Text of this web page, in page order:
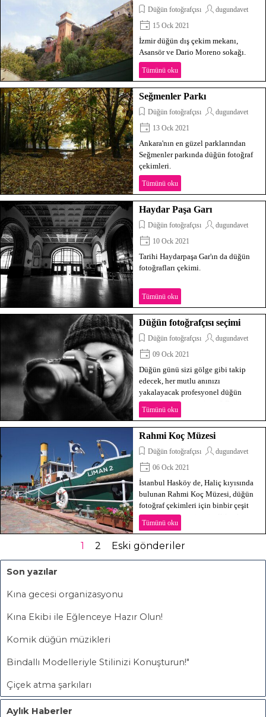
Düğün fotoğrafçısı
dugundavet
15 Ock 2021
İzmir düğün dış çekim mekanı,
Asansör ve Dario Moreno sokağı.
Tümünü oku
Seğmenler Parkı
Düğün fotoğrafçısı
dugundavet
13 Ock 2021
Ankara'nın en güzel parklarından
Seğmenler parkında düğün fotoğraf
çekimleri.
Tümünü oku
Haydar Paşa Garı
Düğün fotoğrafçısı
dugundavet
10 Ock 2021
Tarihi Haydarpaşa Gar'ın da düğün
fotoğrafları çekimi.
Tümünü oku
Düğün fotoğrafçısı seçimi
Düğün fotoğrafçısı
dugundavet
09 Ock 2021
Düğün günü sizi gölge gibi takip
edecek, her mutlu anınızı
yakalayacak profesyonel düğün
fotoğrafçınızı seçtiniz mi? En iyi
düğün fotoğrafçısına karar vermenizi
kolaylaştıracak ip uçları bu
yazımızda...
Tümünü oku
Rahmi Koç Müzesi
Düğün fotoğrafçısı
dugundavet
06 Ock 2021
İstanbul Hasköy de, Haliç kıyısında
bulunan Rahmi Koç Müzesi, düğün
fotoğraf çekimleri için binbir çeşit
olanak sunan, eşsiz güzellikte bir
mekan. Özel gün fotoğraf çekimleri
için hazırlanmış paketleri ve mekan
avantajlarını inceleyebilirsiniz.
Tümünü oku
1 2 Eski gönderiler
Son yazılar
Kına gecesi organizasyonu
Kına Ekibi ile Eğlenceye Hazır Olun!
Komik düğün müzikleri
Bindallı Modelleriyle Stilinizi Konuşturun!"
Çiçek atma şarkıları
Aylık Haberler